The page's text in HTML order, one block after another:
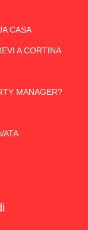
CASA
A CORTINA
MANAGER?